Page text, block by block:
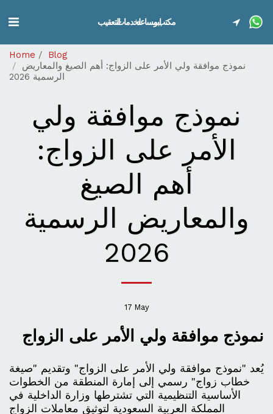
مكتب ابو مساعد لخدمات التعقيب
Home
Blog
نموذج موافقة ولي الأمر على الزواج: أهم الصيغ والمعاريض
الرسمية 2026
نموذج موافقة ولي
الأمر على الزواج:
أهم الصيغ
والمعاريض الرسمية
2026
17 May
نموذج موافقة ولي الأمر على الزواج
يُعد "نموذج موافقة ولي الأمر على الزواج" وتقديم "صيغة
خطاب زواج" رسمي إلى إمارة المنطقة من الخطوات
الأساسية التنظيمية التي تشترطها وزارة الداخلية في
المملكة العربية السعودية لتوثيق معاملات الزواج